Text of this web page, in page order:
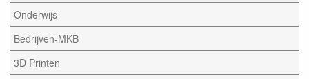
Onderwijs
Bedrijven-MKB
3D Printen